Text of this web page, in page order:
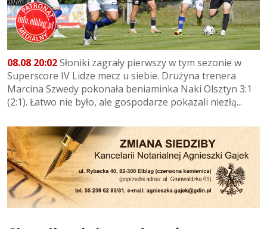
08.08 20:02Słoniki zagrały pierwszy w tym sezonie w
Superscore IV Lidze mecz u siebie. Drużyna trenera
Marcina Szwedy pokonała beniaminka Naki Olsztyn 3:1
(2:1). Łatwo nie było, ale gospodarze pokazali niezłą...